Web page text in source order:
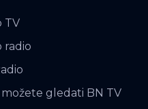
TV
radio
gledati BN TV